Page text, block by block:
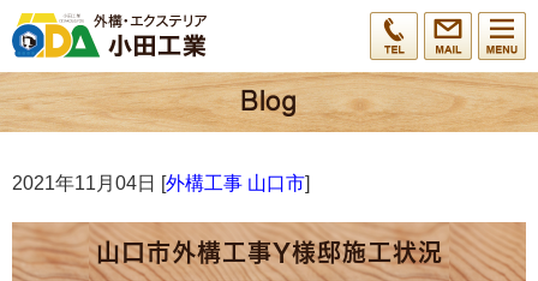
2021年11月04日 [外構工事 山口市]
山口市外構工事Y様邸施工状況